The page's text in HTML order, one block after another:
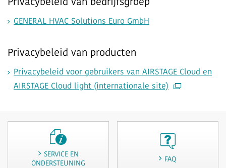
Privacybeleid van bedrijfsgroep
GENERAL HVAC Solutions Euro GmbH​
Privacybeleid van producten
Privacybeleid voor gebruikers van AIRSTAGE Cloud en
AIRSTAGE Cloud light (internationale site)
SERVICE EN
ONDERSTEUNING
FAQ